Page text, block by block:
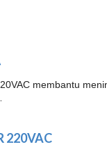
membantu
220VAC